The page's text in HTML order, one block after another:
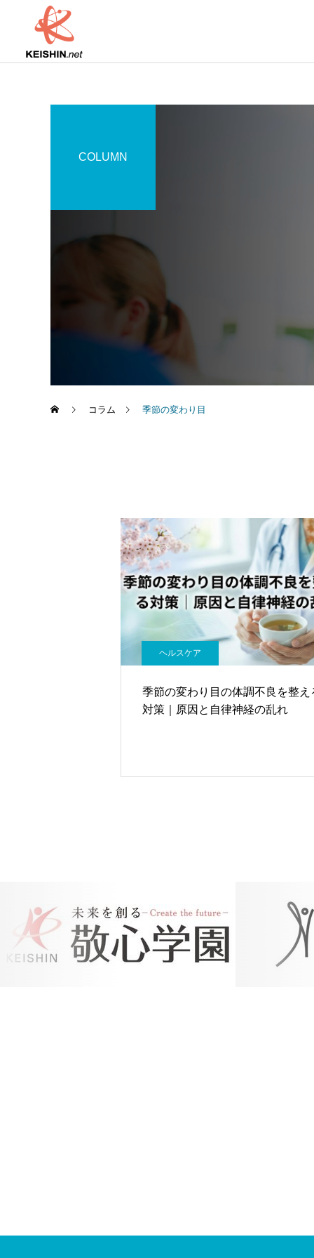
COLUMN
コラム 季節の変わり目
ヘルスケア
季節の変わり目の体調不良を整え
対策｜原因と自律神経の乱れ